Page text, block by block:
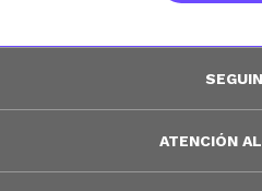
ATENCIÓN